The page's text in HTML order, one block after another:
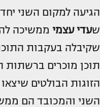
הגיעה למקום השני
שעדי עצמי ממשיכה
שקיבלה בעקבות
תוכן מוכרים ברשתות
הזוגות הבולטים
השני והמכובד הם